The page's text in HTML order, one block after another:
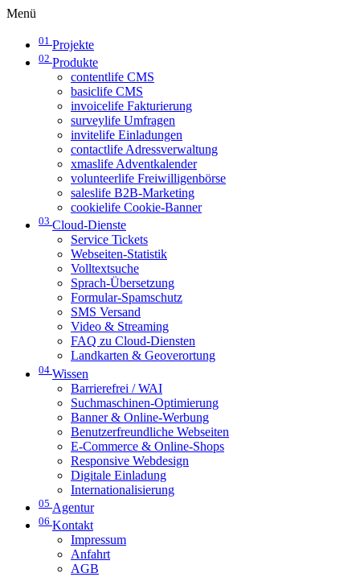
Menü
01 Projekte
02 Produkte
contentlife CMS
basiclife CMS
invoicelife Fakturierung
surveylife Umfragen
invitelife Einladungen
contactlife Adressverwaltung
xmaslife Adventkalender
volunteerlife Freiwilligenbörse
saleslife B2B-Marketing
cookielife Cookie-Banner
03 Cloud-Dienste
Service Tickets
Webseiten-Statistik
Volltextsuche
Sprach-Übersetzung
Formular-Spamschutz
SMS Versand
Video & Streaming
FAQ zu Cloud-Diensten
Landkarten & Geoverortung
04 Wissen
Barrierefrei / WAI
Suchmaschinen-Optimierung
Banner & Online-Werbung
Benutzerfreundliche Webseiten
E-Commerce & Online-Shops
Responsive Webdesign
Digitale Einladung
Internationalisierung
05 Agentur
06 Kontakt
Impressum
Anfahrt
AGB